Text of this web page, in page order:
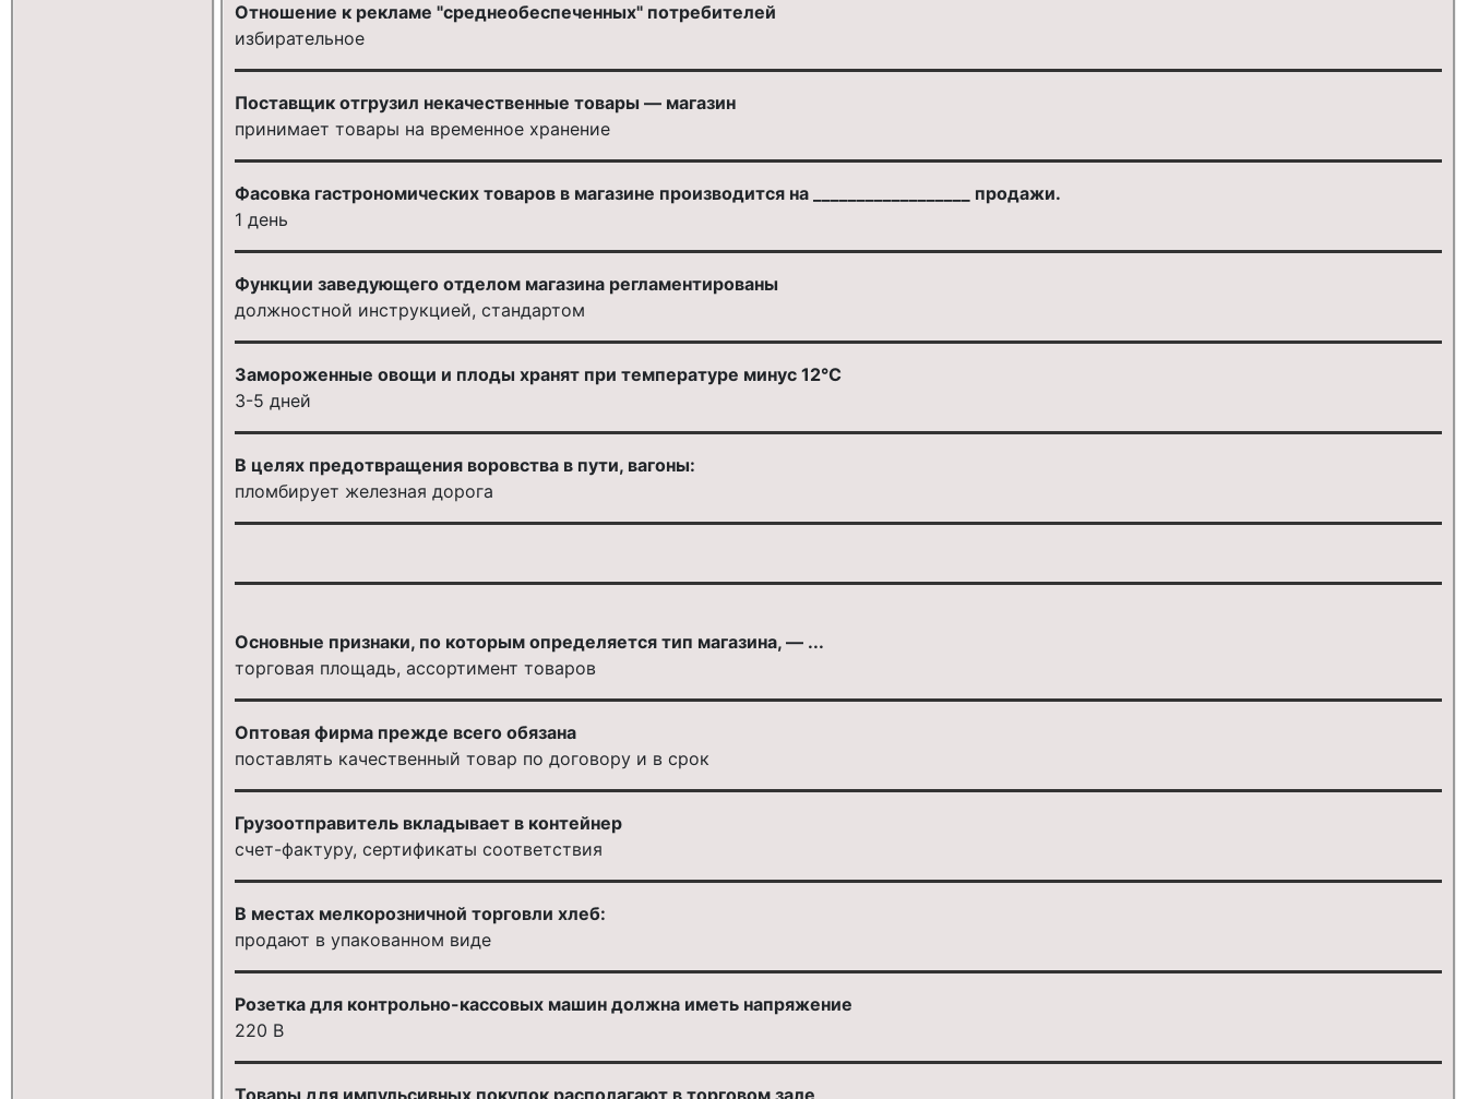
Отношение к рекламе "среднеобеспеченных" потребителей
избирательное
Поставщик отгрузил некачественные товары — магазин
принимает товары на временное хранение
Фасовка гастрономических товаров в магазине производится на __________________ продажи.
1 день
Функции заведующего отделом магазина регламентированы
должностной инструкцией, стандартом
Замороженные овощи и плоды хранят при температуре минус 12°С
3-5 дней
В целях предотвращения воровства в пути, вагоны:
пломбирует железная дорога
Основные признаки, по которым определяется тип магазина, — ...
торговая площадь, ассортимент товаров
Оптовая фирма прежде всего обязана
поставлять качественный товар по договору и в срок
Грузоотправитель вкладывает в контейнер
счет-фактуру, сертификаты соответствия
В местах мелкорозничной торговли хлеб:
продают в упакованном виде
Розетка для контрольно-кассовых машин должна иметь напряжение
220 В
Товары для импульсивных покупок располагают в торговом зале